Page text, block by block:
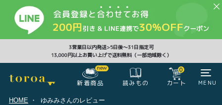
3営業日以内発送>5日後〜31日指定可
13,000円以上お買い上げで送料無料（一部地域除く）
新着商品 読みもの
0
カート MENU
CLOSE
0
HOME ゆみみさんのレビュー